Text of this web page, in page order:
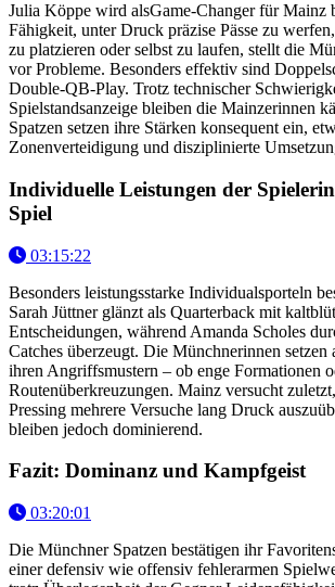
Julia Köppe wird alsGame-Changer für Mainz
Fähigkeit, unter Druck präzise Pässe zu
zu platzieren oder selbst zu laufen, stellt die
vor Probleme. Besonders effektiv sind
Double-QB-Play. Trotz technischer
Spielstandsanzeige bleiben die Mainzerinnen
Spatzen setzen ihre Stärken konsequent ein,
Zonenverteidigung und disziplinierte
Individuelle Leistungen der
Spiel
03:15:22
Besonders leistungsstarke Individualsporteln
Sarah Jüttner glänzt als Quarterback mit
Entscheidungen, während Amanda Scholes
Catches überzeugt. Die Münchnerinnen
ihren Angriffsmustern – ob enge Formationen
Routenüberkreuzungen. Mainz versucht
Pressing mehrere Versuche lang Druck
bleiben jedoch dominierend.
Fazit: Dominanz und Kampfgeist
03:20:01
Die Münchner Spatzen bestätigen ihr
einer defensiv wie offensiv fehlerarmen